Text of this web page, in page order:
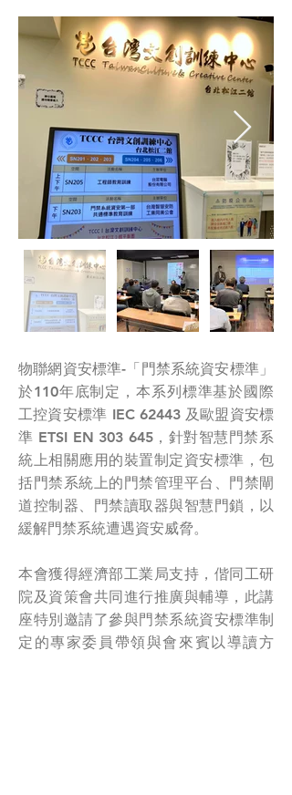
物聯網資安標準-「門禁系統資安標準」
於110年底制定，本系列標準基於國際
工控資安標準 IEC 62443 及歐盟資安標
準 ETSI EN 303 645，針對智慧門禁系
統上相關應用的裝置制定資安標準，包
括門禁系統上的門禁管理平台、門禁閘
道控制器、門禁讀取器與智慧門鎖，以
緩解門禁系統遭遇資安威脅。
本會獲得經濟部工業局支持，偕同工研
院及資策會共同進行推廣與輔導，此講
座特別邀請了參與門禁系統資安標準制
定的專家委員帶領與會來賓以導讀方